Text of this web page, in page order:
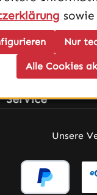
Infos
Service
Unsere
Nur
Alle Cookies